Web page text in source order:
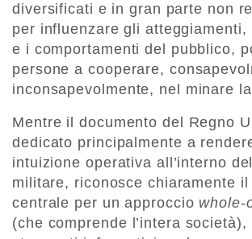
diversificati e in gran parte non
per influenzare gli atteggiamenti,
e i comportamenti del pubblico,
persone a cooperare,
inconsapevolmente, nel minare
Mentre il documento del Regno
dedicato principalmente a
intuizione operativa all’interno
militare, riconosce chiaramente il
centrale per un approccio whole-
(che comprende l’intera